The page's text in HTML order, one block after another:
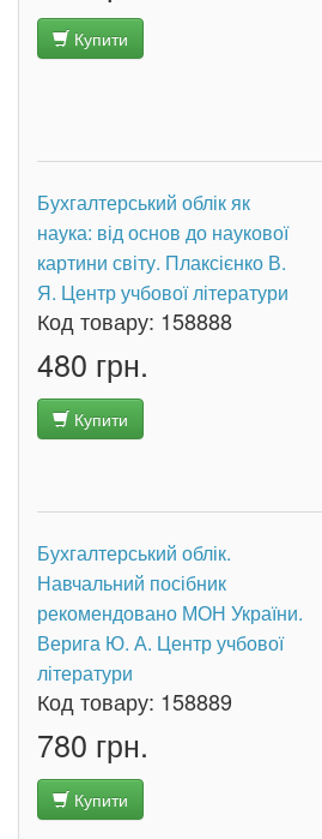
Купити
Бухгалтерський облік як
наука: від основ до наукової
картини світу. Плаксієнко В.
Я. Центр учбової літератури
Код товару: 158888
480 грн.
Купити
Бухгалтерський облік.
Навчальний посібник
рекомендовано МОН України.
Верига Ю. А. Центр учбової
літератури
Код товару: 158889
780 грн.
Купити